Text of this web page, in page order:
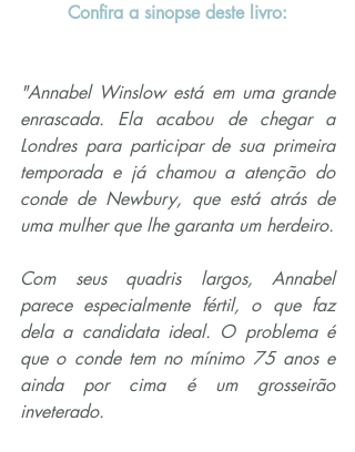
Confira a sinopse deste livro:
"Annabel Winslow está em uma grande
enrascada. Ela acabou de chegar a
Londres para participar de sua primeira
temporada e já chamou a atenção do
conde de Newbury, que está atrás de
uma mulher que lhe garanta um herdeiro.
Com seus quadris largos, Annabel
parece especialmente fértil, o que faz
dela a candidata ideal. O problema é
que o conde tem no mínimo 75 anos e
ainda por cima é um grosseirão
inveterado.